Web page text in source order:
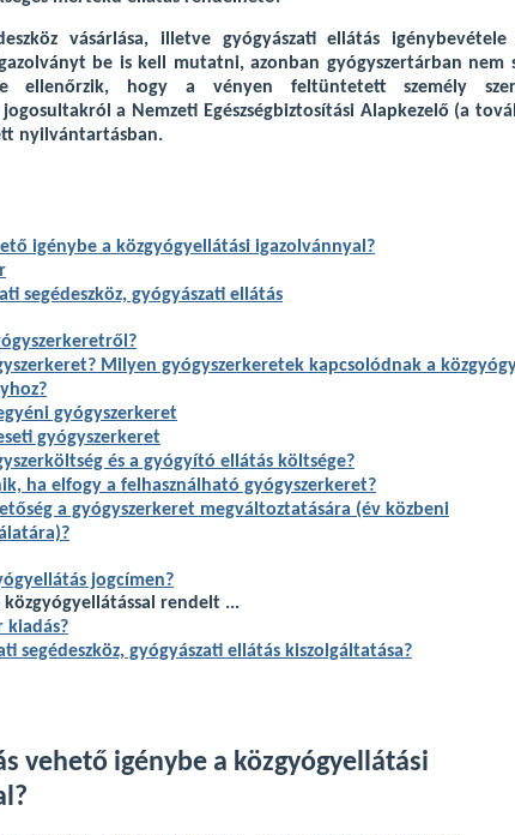
vásárlása, illetve gyógyászati ellátás
be is kell mutatni, azonban gyógyszertárban nem
ellenőrzik, hogy a vényen feltüntetett személy
a Nemzeti Egészségbiztosítási Alapkezelő (a
nyilvántartásban.
igénybe a közgyógyellátási igazolvánnyal?
segédeszköz, gyógyászati ellátás
Milyen gyógyszerkeretek kapcsolódnak a
gyógyszerkeret
gyógyszerkeret
és a gyógyító ellátás költsége?
ha elfogy a felhasználható gyógyszerkeret?
a gyógyszerkeret megváltoztatására (év közbeni
jogcímen?
rendelt ...
kiadás?
segédeszköz, gyógyászati ellátás kiszolgáltatása?
vehető igénybe a közgyógyellátási